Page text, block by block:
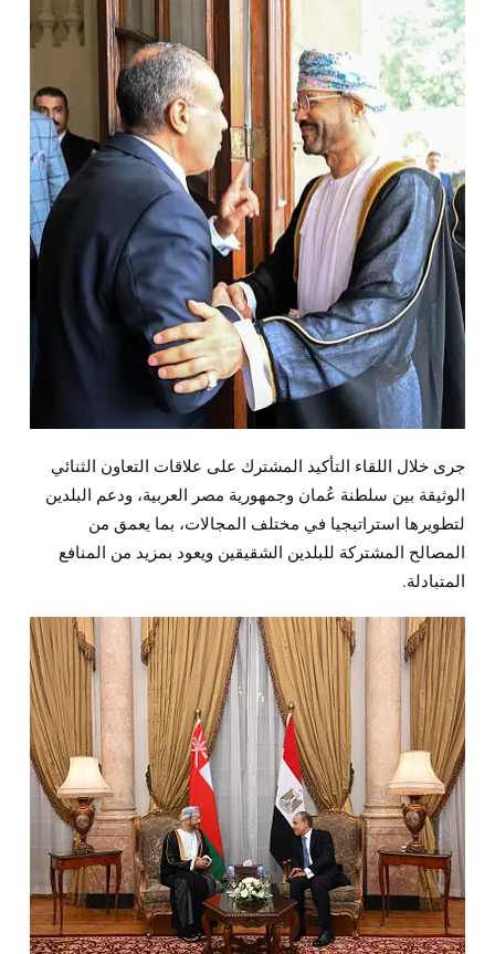
جرى خلال اللقاء التأكيد المشترك على علاقات التعاون الثنائي
الوثيقة بين سلطنة عُمان وجمهورية مصر العربية، ودعم البلدين
لتطويرها استراتيجيا في مختلف المجالات، بما يعمق من
المصالح المشتركة للبلدين الشقيقين ويعود بمزيد من المنافع
المتبادلة.